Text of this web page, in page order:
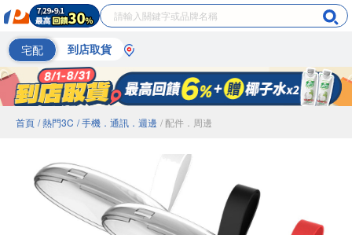
宅配 到店取貨
首頁 / 熱門3C / 手機．通訊．週邊 / 配件．周邊